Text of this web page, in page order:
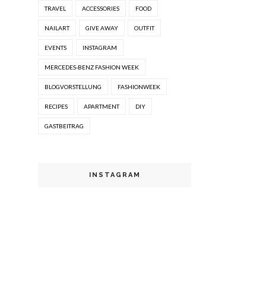
TRAVEL ACCESSORIES FOOD
NAILART GIVE AWAY OUTFIT
EVENTS INSTAGRAM
MERCEDES-BENZ FASHION WEEK
BLOGVORSTELLUNG FASHIONWEEK
RECIPES APARTMENT DIY
GASTBEITRAG
INSTAGRAM